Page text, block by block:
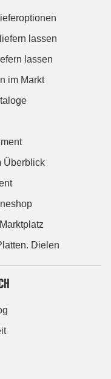
lassen
lassen
im Markt
Überblick
Dielen